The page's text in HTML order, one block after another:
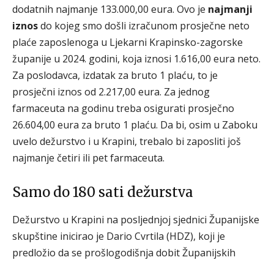
dodatnih najmanje 133.000,00 eura. Ovo je najmanji
iznosdo kojeg smo došli izračunom prosječne neto
plaće zaposlenoga u Ljekarni Krapinsko-zagorske
županije u 2024. godini, koja iznosi 1.616,00 eura neto.
Za poslodavca, izdatak za bruto 1 plaću, to je
prosječni iznos od 2.217,00 eura. Za jednog
farmaceuta na godinu treba osigurati prosječno
26.604,00 eura za bruto 1 plaću. Da bi, osim u Zaboku
uvelo dežurstvo i u Krapini, trebalo bi zaposliti još
najmanje četiri ili pet farmaceuta.
Samo do 180 sati dežurstva
Dežurstvo u Krapini na posljednjoj sjednici Županijske
skupštine inicirao je Dario Cvrtila (HDZ), koji je
predložio da se prošlogodišnja dobit Županijskih